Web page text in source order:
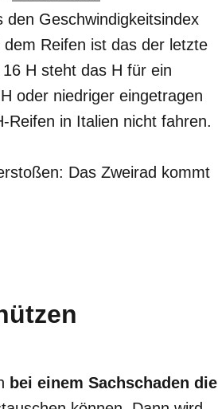
Geschwindigkeitsindex
Reifen ist das der letzte
H steht das H für ein
oder niedriger eingetragen
in Italien nicht fahren.
Das Zweirad kommt
bei einem Sachschaden die